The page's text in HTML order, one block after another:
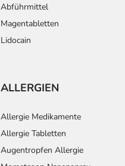
Abführmittel
Magentabletten
Lidocain
ALLERGIEN
Allergie Medikamente
Allergie Tabletten
Augentropfen Allergie